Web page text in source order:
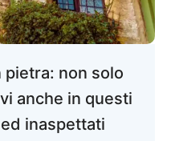
pietra: non solo
anche in questi
inaspettati